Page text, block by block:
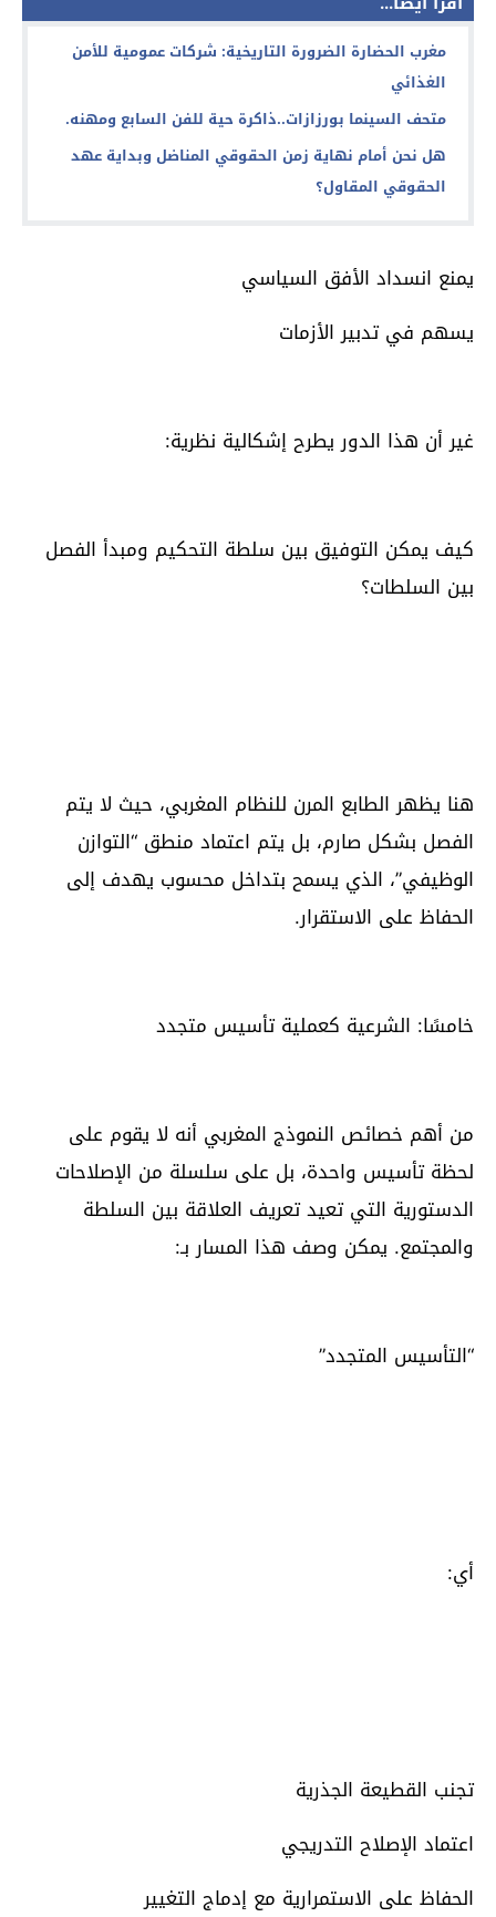
مغرب الحضارة الضرورة التاريخية: شركات عمومية للأمن
الغذائي
متحف السينما بورزازات..ذاكرة حية للفن السابع ومهنه.
هل نحن أمام نهاية زمن الحقوقي المناضل وبداية عهد
الحقوقي المقاول؟
يمنع انسداد الأفق السياسي
يسهم في تدبير الأزمات
غير أن هذا الدور يطرح إشكالية نظرية:
كيف يمكن التوفيق بين سلطة التحكيم ومبدأ الفصل
بين السلطات؟
هنا يظهر الطابع المرن للنظام المغربي، حيث لا يتم
الفصل بشكل صارم، بل يتم اعتماد منطق “التوازن
الوظيفي”، الذي يسمح بتداخل محسوب يهدف إلى
الحفاظ على الاستقرار.
خامسًا: الشرعية كعملية تأسيس متجدد
من أهم خصائص النموذج المغربي أنه لا يقوم على
لحظة تأسيس واحدة، بل على سلسلة من الإصلاحات
الدستورية التي تعيد تعريف العلاقة بين السلطة
والمجتمع. يمكن وصف هذا المسار بـ:
“التأسيس المتجدد”
أي:
تجنب القطيعة الجذرية
اعتماد الإصلاح التدريجي
الحفاظ على الاستمرارية مع إدماج التغيير